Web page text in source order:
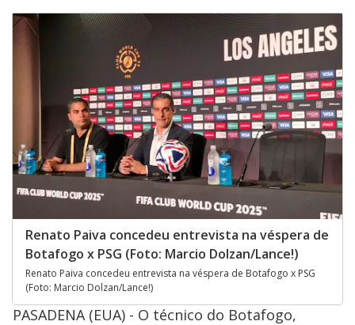
Renato Paiva concedeu entrevista na véspera de
Botafogo x PSG (Foto: Marcio Dolzan/Lance!)
Renato Paiva concedeu entrevista na véspera de Botafogo x PSG
(Foto: Marcio Dolzan/Lance!)
PASADENA (EUA) - O técnico do Botafogo,